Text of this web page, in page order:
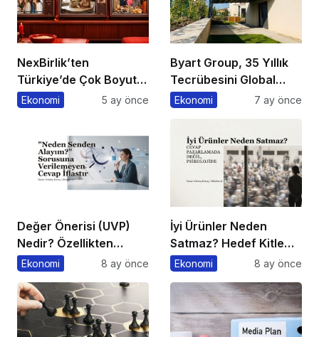
NexBirlik’ten
Türkiye’de Çok Boyutlu
Marka Hamlesi
Ekonomi 5 ay önce
Byart Group, 35 Yıllık
Tecrübesini Global
Başarıya Dönüştürüyor
Ekonomi 7 ay önce
Değer Önerisi (UVP)
Nedir? Özellikten
Faydaya Geçiş
Ekonomi 8 ay önce
İyi Ürünler Neden
Satmaz? Hedef Kitle
Yanılgısı
Ekonomi 8 ay önce